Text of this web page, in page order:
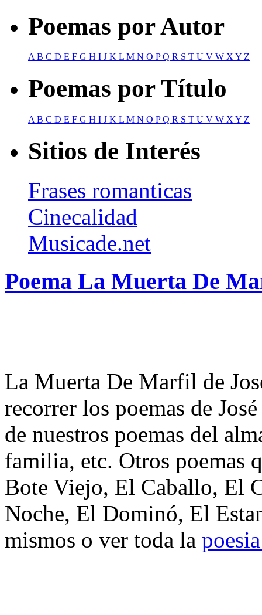
Poemas por Autor
AB C D E F G H I J K L M N O PQ R S T U V W XY Z
Poemas por Título
A B C D E F G H I J K L M N O PQ R S T U V W X Y Z
Sitios de Interés
Frases romanticas
Cinecalidad
Musicade.net
Poema La Muerta De
La Muerta De Marfil de
recorrer los poemas de
de nuestros poemas del
familia, etc. Otros poemas
Bote Viejo, El Caballo, El
Noche, El Dominó, El
mismos o ver toda la